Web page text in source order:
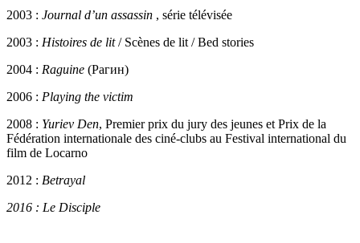
2003 : Journal d’un assassin , série télévisée
2003 : Histoires de lit/ Scènes de lit / Bed stories
2004 : Raguine (Рагин)
2006 : Playing the victim
2008 : Yuriev Den, Premier prix du jury des jeunes et Prix de la
Fédération internationale des ciné-clubs au Festival international du
film de Locarno
2012 : Betrayal
2016 : Le Disciple